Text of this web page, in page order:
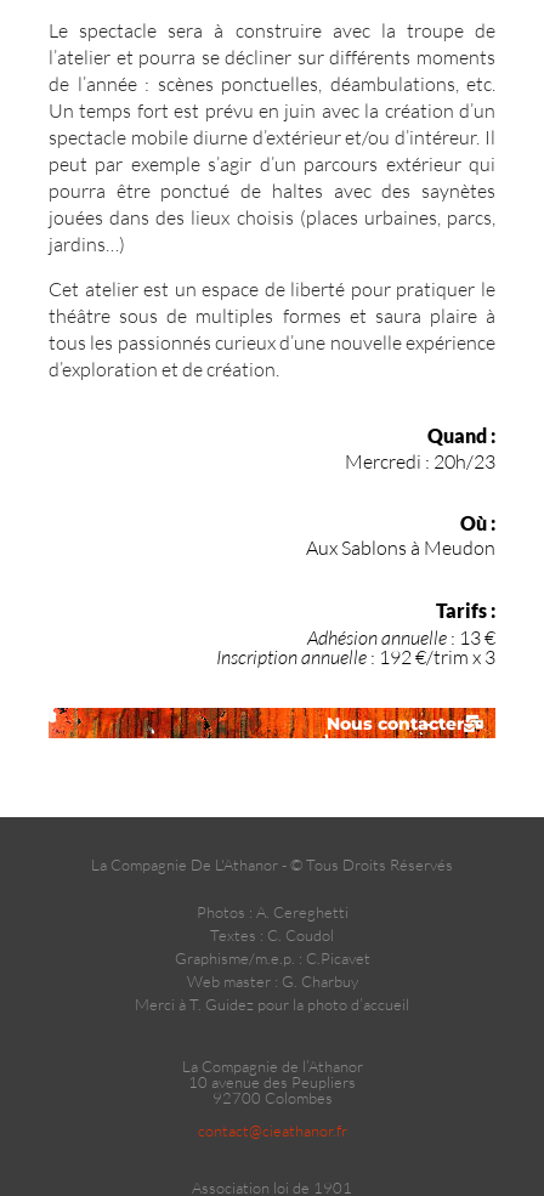
Le spectacle sera à construire avec la troupe de
l’atelier et pourra se décliner sur différents moments
de l’année : scènes ponctuelles, déambulations, etc.
Un temps fort est prévu en juin avec la création d’un
spectacle mobile diurne d’extérieur et/ou d’intéreur. Il
peut par exemple s’agir d’un parcours extérieur qui
pourra être ponctué de haltes avec des saynètes
jouées dans des lieux choisis (places urbaines, parcs,
jardins…)
Cet atelier est un espace de liberté pour pratiquer le
théâtre sous de multiples formes et saura plaire à
tous les passionnés curieux d’une nouvelle expérience
d’exploration et de création.
Quand :
Mercredi : 20h/23
Où :
Aux Sablons à Meudon
Tarifs :
Adhésion annuelle : 13 €
Inscriptionannuelle : 192 €/trim x 3
Nous contacter
La Compagnie De L'Athanor - © Tous Droits Réservés
Photos : A. Cereghetti
Textes : C. Coudol
Graphisme/m.e.p. : C.Picavet
Web master : G. Charbuy
Merci à T. Guidez pour la photo d’accueil
La Compagnie de l’Athanor
10 avenue des Peupliers
92700 Colombes
contact@cieathanor.fr
Association loi de 1901